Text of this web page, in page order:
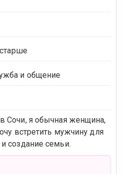
и общение
я обычная женщина,
встретить мужчину для
создание семьи.